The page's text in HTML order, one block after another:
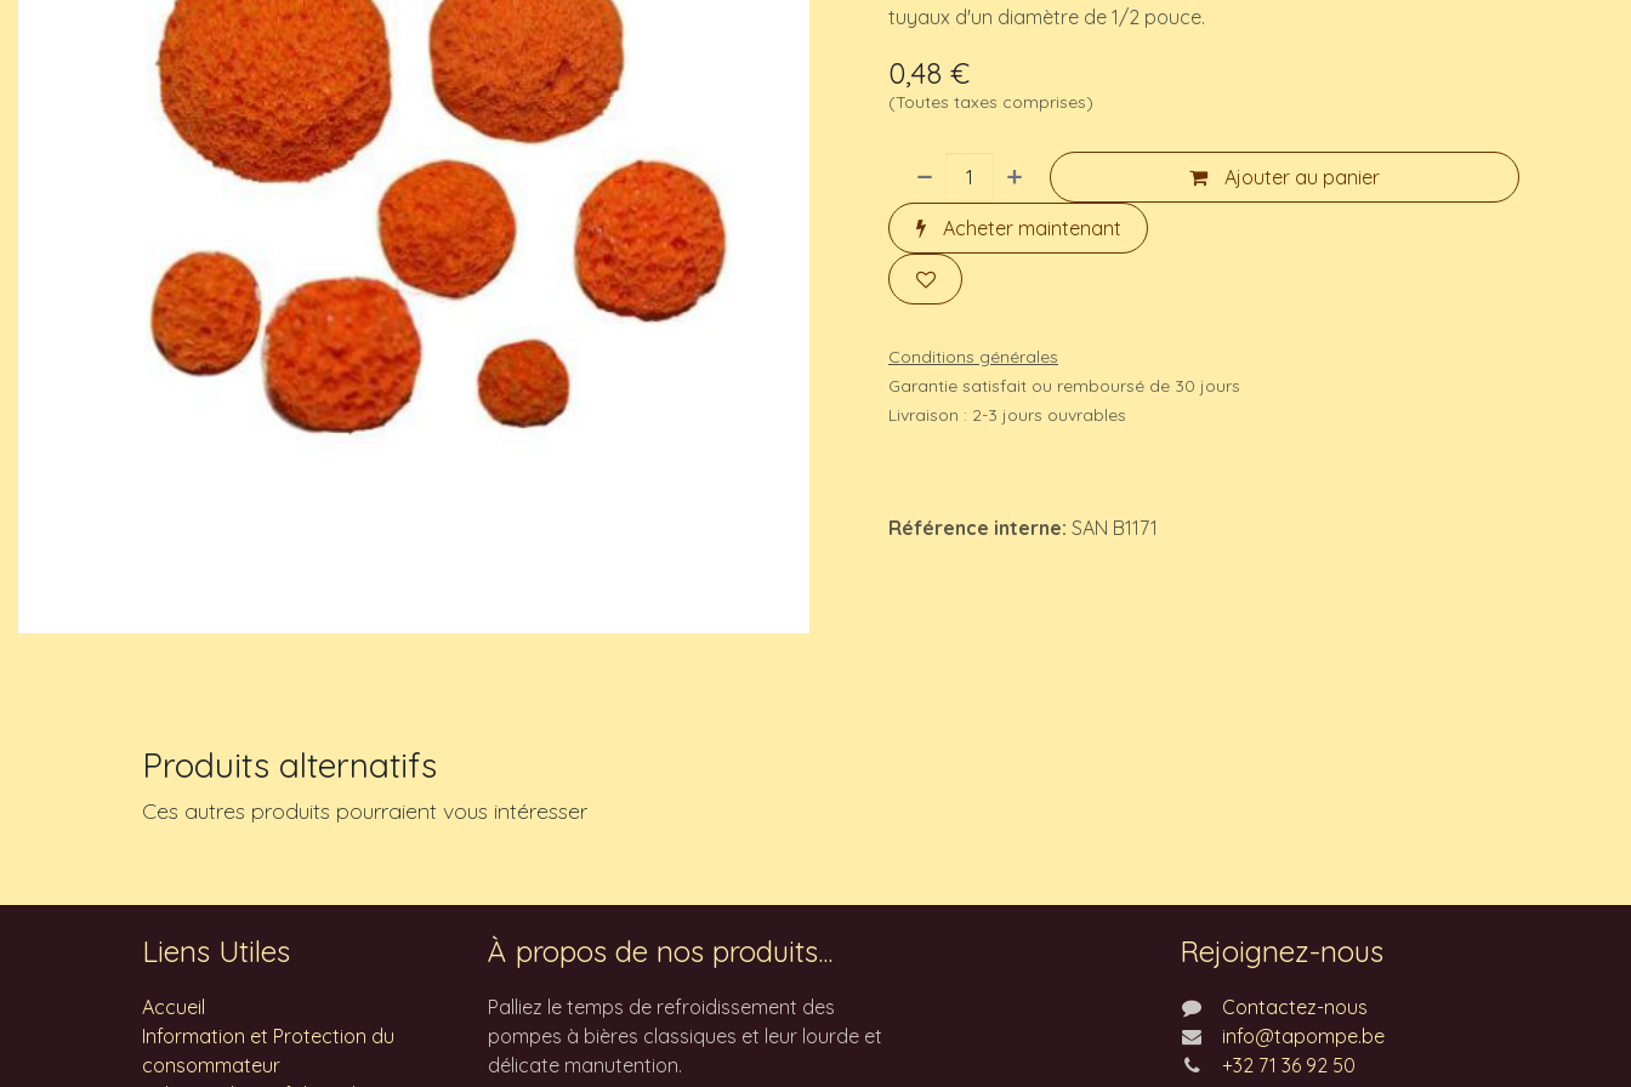
tuyaux d'un diamètre de 1/2 pouce.
0,48 €
(Toutes taxes comprises)
Ajouter au panier
Acheter maintenant
Conditions générales
Garantie satisfait ou remboursé de 30 jours
Livraison : 2-3 jours ouvrables
Référence interne: SAN B1171
Produits alternatifs
Ces autres produits pourraient vous intéresser
Liens Utiles
Accueil
Information et Protection du
consommateur
À propos de nos produits...
Palliez le temps de refroidissement des
pompes à bières classiques et leur lourde et
délicate manutention.
Rejoignez-nous
Contactez-nous
info@tapompe.be
+32 71 36 92 50